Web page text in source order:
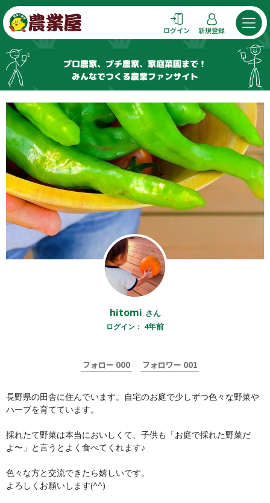
コ
ン
テ
ン
ツ
へ
キ
ッ
プ
ログイン 新規登録
プロ農家、プチ農家、家庭菜園まで！
みんなでつくる農業ファンサイト
hitomi さん
ログイン： 4年前
フォロー 000 フォロワー 001
長野県の田舎に住んでいます。自宅のお庭で少しずつ色々な野菜や
ハーブを育てています。
採れたて野菜は本当においしくて、子供も「お庭で採れた野菜だ
よ〜」と言うとよく食べてくれます♪
色々な方と交流できたら嬉しいです。
よろしくお願いします(^^)